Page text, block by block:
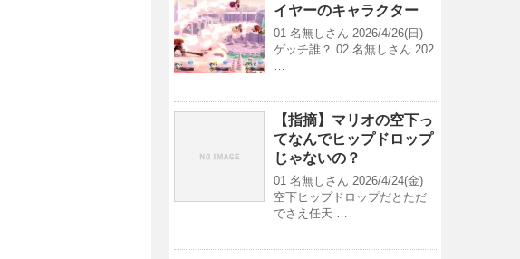
イヤーのキャラクター
01 名無しさん 2026/4/26(日)
ゲッチ誰？ 02 名無しさん 202
…
【指摘】マリオの空下っ
てなんでヒップドロップ
じゃないの？
01 名無しさん 2026/4/24(金)
空下ヒップドロップだとただ
でさえ任天 …